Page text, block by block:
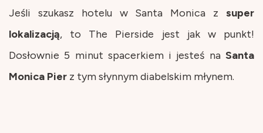
Jeśli szukasz hotelu w Santa Monica z super
lokalizacją, to The Pierside jest jak w punkt!
Dosłownie 5 minut spacerkiem i jesteś na Santa
Monica Pier z tym słynnym diabelskim młynem.